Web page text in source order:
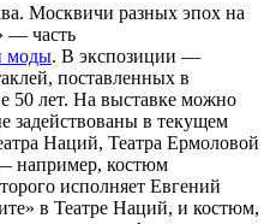
Москвичи разных эпох на
— часть
моды. В экспозиции —
поставленных в
50 лет. На выставке можно
задействованы в текущем
Наций, Театра Ермоловой
например, костюм
исполняет Евгений
в Театре Наций, и костюм,